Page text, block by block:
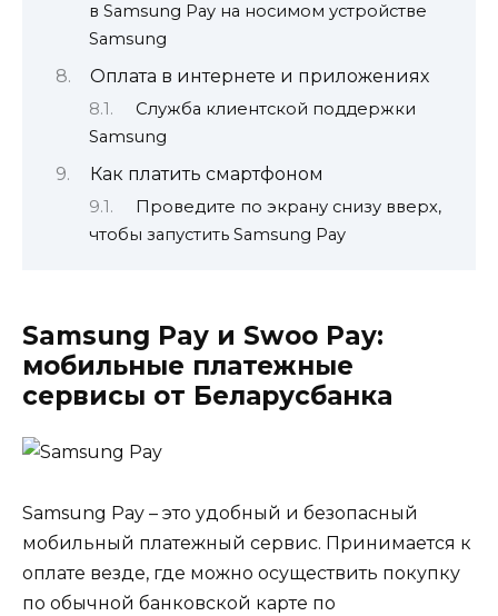
в Samsung Pay на носимом устройстве
Samsung
Оплата в интернете и приложениях
Служба клиентской поддержки
Samsung
Как платить смартфоном
Проведите по экрану снизу вверх,
чтобы запустить Samsung Pay
Samsung Pay и Swoo Pay:
мобильные платежные
сервисы от Беларусбанка
Samsung Pay – это удобный и безопасный
мобильный платежный сервис. Принимается к
оплате везде, где можно осуществить покупку
по обычной банковской карте по